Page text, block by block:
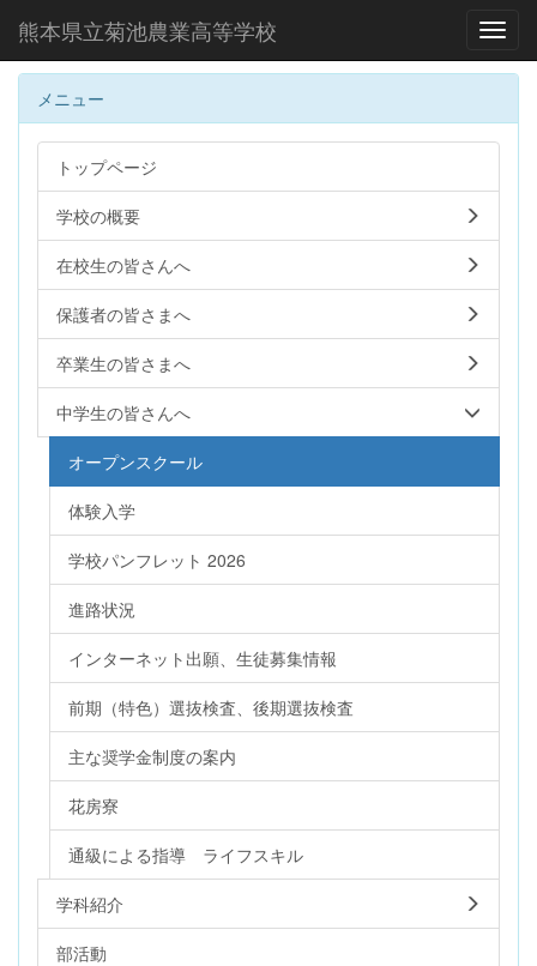
熊本県立菊池農業高等学校
メニュー
トップページ
学校の概要
在校生の皆さんへ
保護者の皆さまへ
卒業生の皆さまへ
中学生の皆さんへ
オープンスクール
体験入学
学校パンフレット 2026
進路状況
インターネット出願、生徒募集情報
前期（特色）選抜検査、後期選抜検査
主な奨学金制度の案内
花房寮
通級による指導 ライフスキル
学科紹介
部活動